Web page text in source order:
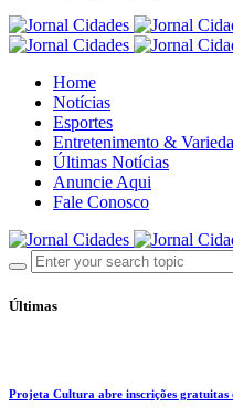
Home
Notícias
Esportes
Entretenimento &
Últimas Notícias
Anuncie Aqui
Fale Conosco
Últimas
Projeta Cultura abre inscrições gratuitas